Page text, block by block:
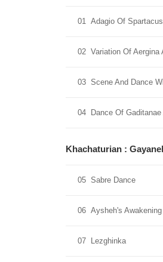
01 Adagio Of
02 Variation Of Aergina
03 Scene And Dance
04 Dance Of
Khachaturian :
05 Sabre Dance
06 Aysheh's
07 Lezghinka